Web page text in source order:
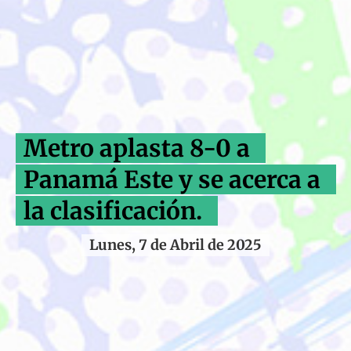
Metro aplasta 8-0 a
Panamá Este y se acerca a
la clasificación.
Lunes, 7 de Abril de 2025